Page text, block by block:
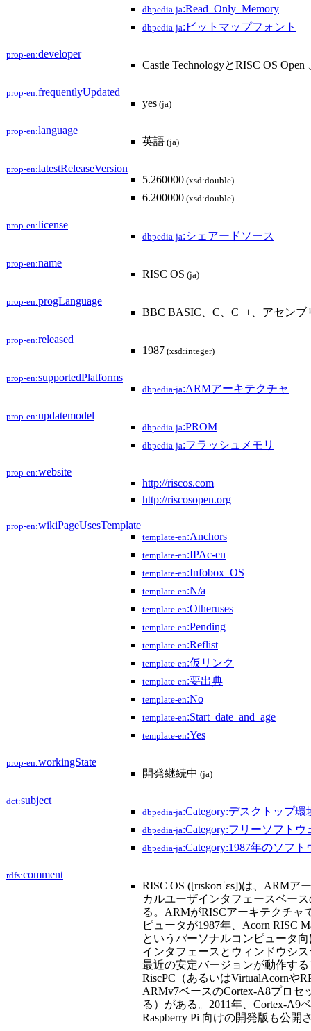
dbpedia-ja:Read_Only_Memory
dbpedia-ja:ビットマップフォント
prop-en:developer
Castle TechnologyとRISC OS Open
prop-en:frequentlyUpdated
yes (ja)
prop-en:language
英語 (ja)
prop-en:latestReleaseVersion
5.260000 (xsd:double)
6.200000 (xsd:double)
prop-en:license
dbpedia-ja:シェアードソース
prop-en:name
RISC OS (ja)
prop-en:progLanguage
BBC BASIC、C、C++、アセンブ
prop-en:released
1987 (xsd:integer)
prop-en:supportedPlatforms
dbpedia-ja:ARMアーキテクチャ
prop-en:updatemodel
dbpedia-ja:PROM
dbpedia-ja:フラッシュメモリ
prop-en:website
http://riscos.com
http://riscosopen.org
prop-en:wikiPageUsesTemplate
template-en:Anchors
template-en:IPAc-en
template-en:Infobox_OS
template-en:N/a
template-en:Otheruses
template-en:Pending
template-en:Reflist
template-en:仮リンク
template-en:要出典
template-en:No
template-en:Start_date_and_age
template-en:Yes
prop-en:workingState
開発継続中 (ja)
dct:subject
dbpedia-ja:Category:デスクトップ環
dbpedia-ja:Category:フリーソフトウ
dbpedia-ja:Category:1987年のソフト
rdfs:comment
RISC OS ([rɪskoʊˈɛs])は、ARM
カルユーザインタフェースベー
る。ARMがRISCアーキテクチャ
ピュータが1987年、Acorn RISC
というパーソナルコンピュータ
インタフェースとウィンドウシ
最近の安定バージョンが動作す
RiscPC（あるいはVirtualAcornや
ARMv7ベースのCortex-A8プロセ
る）がある。2011年、Cortex-A9
Raspberry Pi 向けの開発版も公開